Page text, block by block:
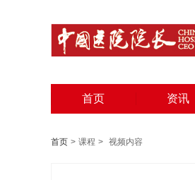
首页 资讯
首页 > 课程 > 视频内容